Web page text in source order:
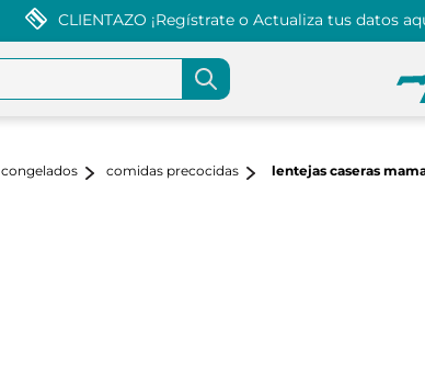
CLIENTAZO ¡Regístrate o Actualiza tus datos
congelados comidas precocidas lentejas caseras